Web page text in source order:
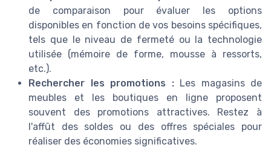
de comparaison pour évaluer les options
disponibles en fonction de vos besoins spécifiques,
tels que le niveau de fermeté ou la technologie
utilisée (mémoire de forme, mousse à ressorts,
etc.).
Rechercher les promotions :Les magasins de
meubles et les boutiques en ligne proposent
souvent des promotions attractives. Restez à
l'affût des soldes ou des offres spéciales pour
réaliser des économies significatives.